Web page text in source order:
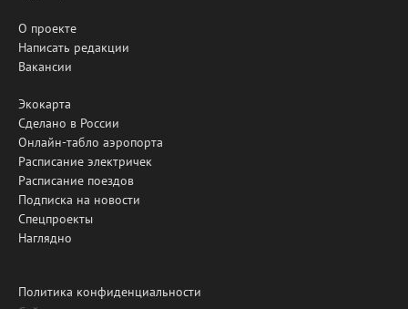
О проекте
Написать редакции
Вакансии
Экокарта
Сделано в России
Онлайн-табло аэропорта
Расписание электричек
Расписание поездов
Подписка на новости
Спецпроекты
Наглядно
Политика конфиденциальности